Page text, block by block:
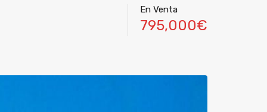
En Venta
795,000€